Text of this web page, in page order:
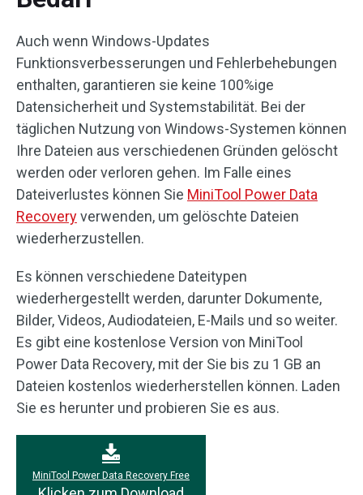
Auch wenn Windows-Updates
Funktionsverbesserungen und Fehlerbehebungen
enthalten, garantieren sie keine 100%ige
Datensicherheit und Systemstabilität. Bei der
täglichen Nutzung von Windows-Systemen können
Ihre Dateien aus verschiedenen Gründen gelöscht
werden oder verloren gehen. Im Falle eines
Dateiverlustes können Sie MiniTool Power Data
Recoveryverwenden, um gelöschte Dateien
wiederherzustellen.
Es können verschiedene Dateitypen
wiederhergestellt werden, darunter Dokumente,
Bilder, Videos, Audiodateien, E-Mails und so weiter.
Es gibt eine kostenlose Version von MiniTool
Power Data Recovery, mit der Sie bis zu 1 GB an
Dateien kostenlos wiederherstellen können. Laden
Sie es herunter und probieren Sie es aus.
MiniTool Power Data Recovery Free